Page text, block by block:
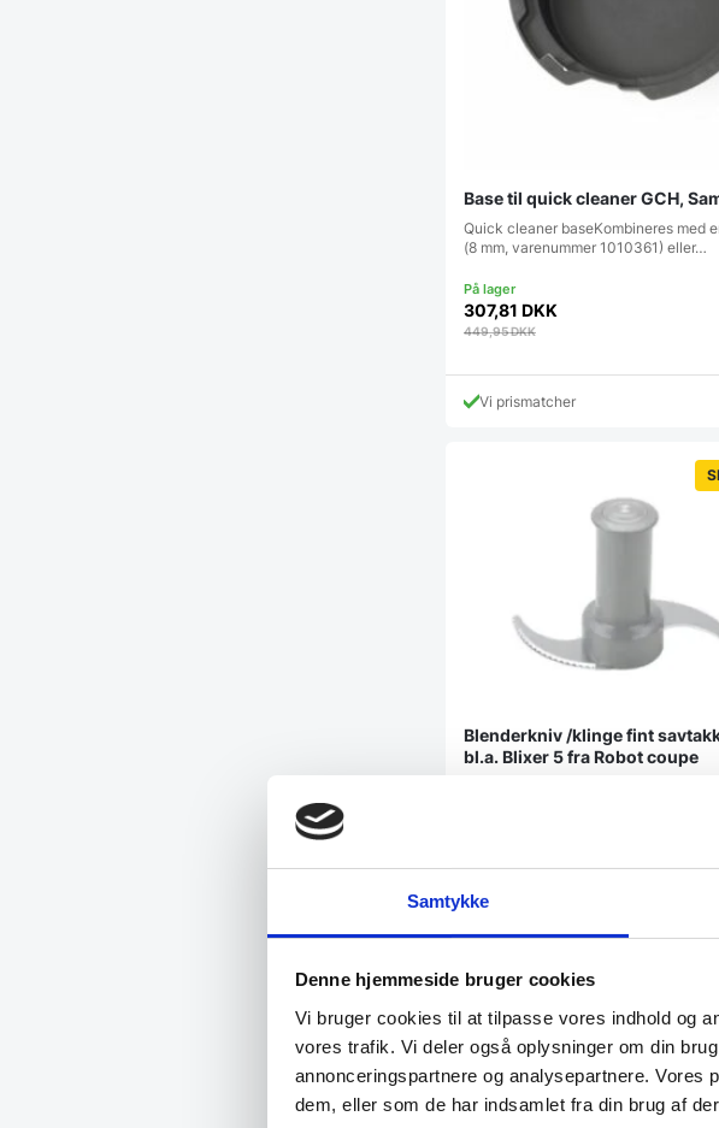
Samtykke
Denne hjemmeside bruger cookies
Vi bruger cookies til at tilpasse vores indhold og
vores trafik. Vi deler også oplysninger om din
annonceringspartnere og analysepartnere. Vores
dem, eller som de har indsamlet fra din brug af
Base til quick cleaner GCH,
Quick cleaner baseKombineres med
(8 mm, varenummer 1010361) eller…
307,81 DKK
449,95DKK
Vi prismatcher
Blenderkniv /klinge fint
bl.a. Blixer 5 fra Robot coupe
1.793,75DKK
Vi prismatcher